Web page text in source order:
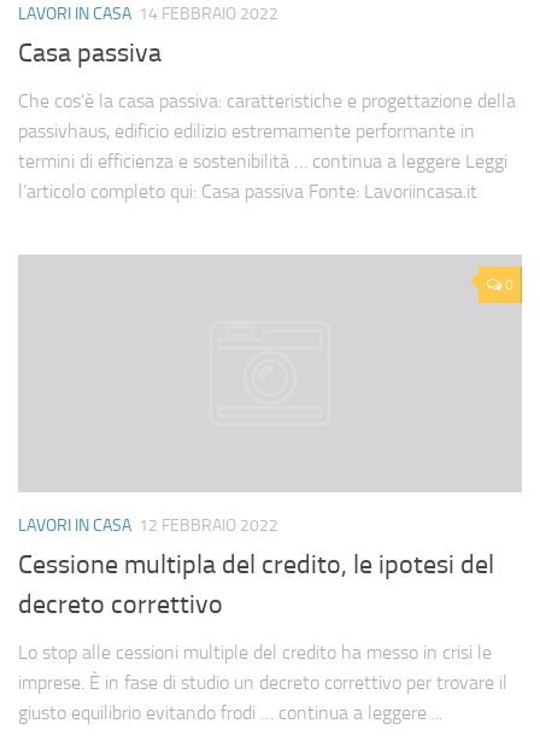
LAVORI IN CASA 14 FEBBRAIO 2022
Casa passiva
Che cos’è la casa passiva: caratteristiche e progettazione della
passivhaus, edificio edilizio estremamente performante in
termini di efficienza e sostenibilità … continua a leggere Leggi
l’articolo completo qui: Casa passiva Fonte: Lavoriincasa.it
0
LAVORI IN CASA 12 FEBBRAIO 2022
Cessione multipla del credito, le ipotesi del
decreto correttivo
Lo stop alle cessioni multiple del credito ha messo in crisi le
imprese. È in fase di studio un decreto correttivo per trovare il
giusto equilibrio evitando frodi … continua a leggere ...